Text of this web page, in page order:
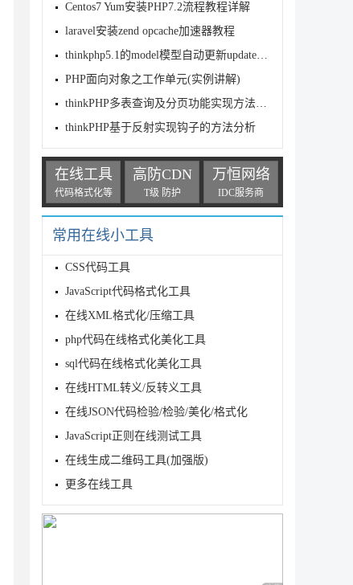
Centos7 Yum安装PHP7.2流程教程详解
laravel安装zend opcache加速器教程
thinkphp5.1的model模型自动更新update_time字段实例
PHP面向对象之工作单元(实例讲解)
thinkPHP多表查询及分页功能实现方法示例
thinkPHP基于反射实现钩子的方法分析
在线工具
代码格式化等
高防CDN
T级 防护
万恒网络
IDC服务商
常用在线小工具
CSS代码工具
JavaScript代码格式化工具
在线XML格式化/压缩工具
php代码在线格式化美化工具
sql代码在线格式化美化工具
在线HTML转义/反转义工具
在线JSON代码检验/检验/美化/格式化
JavaScript正则在线测试工具
在线生成二维码工具(加强版)
更多在线工具